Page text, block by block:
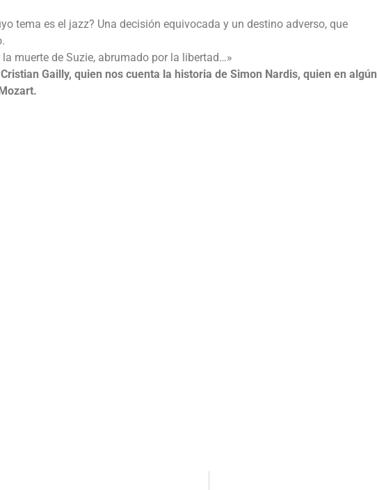
tema es el jazz? Una decisión equivocada y un destino adverso, que
muerte de Suzie, abrumado por la libertad…»
Gailly, quien nos cuenta la historia de Simon Nardis, quien en algún